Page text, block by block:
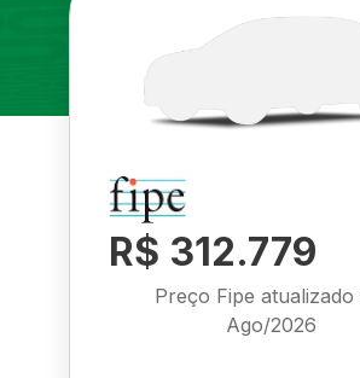
R$ 312.779
Preço Fipe atualizado
Ago/2026